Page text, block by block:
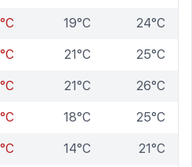
19°C 24°C
21°C 25°C
21°C 26°C
18°C 25°C
14°C 21°C